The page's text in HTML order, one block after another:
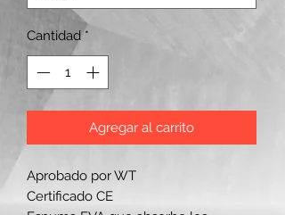
Cantidad *
Agregar al carrito
Aprobado por WT
Certificado CE